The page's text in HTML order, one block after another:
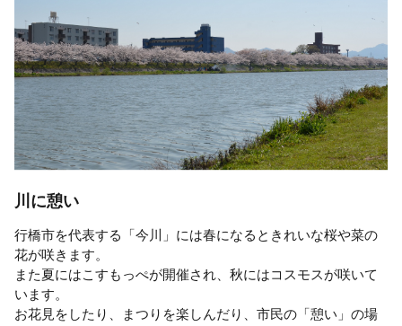
川に憩い
行橋市を代表する「今川」には春になるときれいな桜や菜の
花が咲きます。
また夏にはこすもっぺが開催され、秋にはコスモスが咲いて
います。
お花見をしたり、まつりを楽しんだり、市民の「憩い」の場